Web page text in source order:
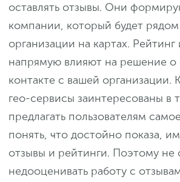
оставлять отзывы. Они
компании, который будет рядом
организации на картах. Рейтинг
напрямую влияют на решение о
контакте с вашей организации.
гео-сервисы заинтересованы в
предлагать пользователям
понять, что достойно показа,
отзывы и рейтинги. Поэтому не
недооценивать работу с